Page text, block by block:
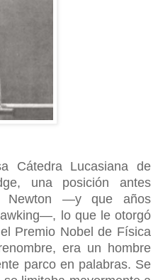
Cátedra Lucasiana de
una posición antes
Newton —y que años
lo que le otorgó
Premio Nobel de Física
era un hombre
parco en palabras. Se